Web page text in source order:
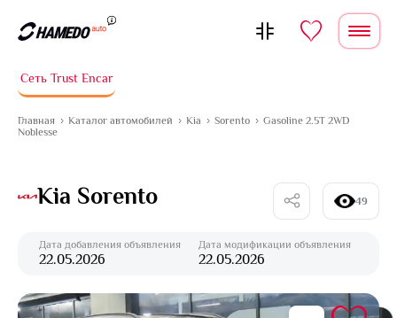
Сеть Trust Encar
Главная Каталог автомобилей Kia Sorento
Gasoline 2.5T 2WD
Noblesse
Kia Sorento 49
Дата добавления объявления
22.05.2026
Дата модификации объявления
22.05.2026